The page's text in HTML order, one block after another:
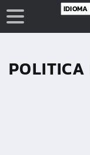
POLITICA